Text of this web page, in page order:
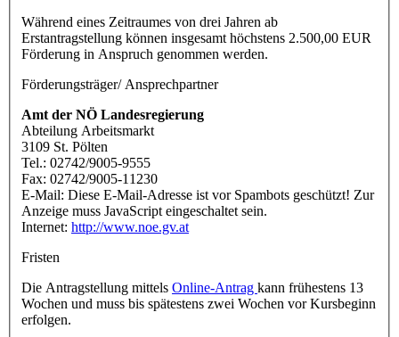
Während eines Zeitraumes von drei Jahren ab
Erstantragstellung können insgesamt höchstens 2.500,00 EUR
Förderung in Anspruch genommen werden.
Förderungsträger/ Ansprechpartner
Amt der NÖ Landesregierung
Abteilung Arbeitsmarkt
3109 St. Pölten
Tel.: 02742/9005-9555
Fax: 02742/9005-11230
E-Mail: Diese E-Mail-Adresse ist vor Spambots geschützt! Zur
Anzeige muss JavaScript eingeschaltet sein.
Internet: http://www.noe.gv.at
Fristen
Die Antragstellung mittels Online-Antrag kann frühestens 13
Wochen und muss bis spätestens zwei Wochen vor Kursbeginn
erfolgen.